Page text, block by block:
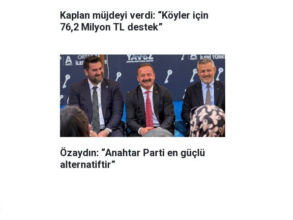
Kaplan müjdeyi verdi: “Köyler için
76,2 Milyon TL destek”
Özaydın: “Anahtar Parti en güçlü
alternatiftir”